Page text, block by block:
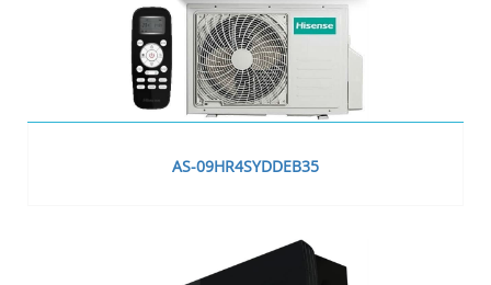
AS-09HR4SYDDEB35